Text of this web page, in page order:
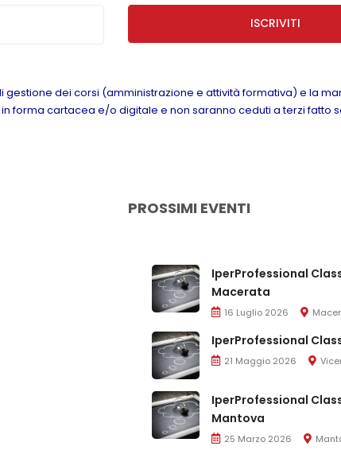
ISCRIVITI
gestione dei corsi (amministrazione e attività formativa) e la
forma cartacea e/o digitale e non saranno ceduti a terzi fatto
PROSSIMI EVENTI
IperProfessional
Macerata
16 Luglio 2026
IperProfessional
21 Maggio 2026
IperProfessional
Mantova
25 Marzo 2026